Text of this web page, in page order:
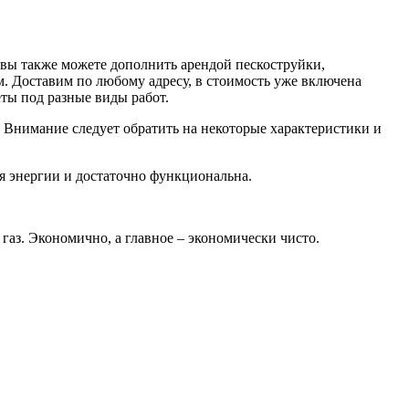
также можете дополнить арендой пескоструйки,
по любому адресу, в стоимость уже включена
под разные виды работ.
следует обратить на некоторые характеристики и
энергии и достаточно функциональна.
Экономично, а главное – экономически чисто.